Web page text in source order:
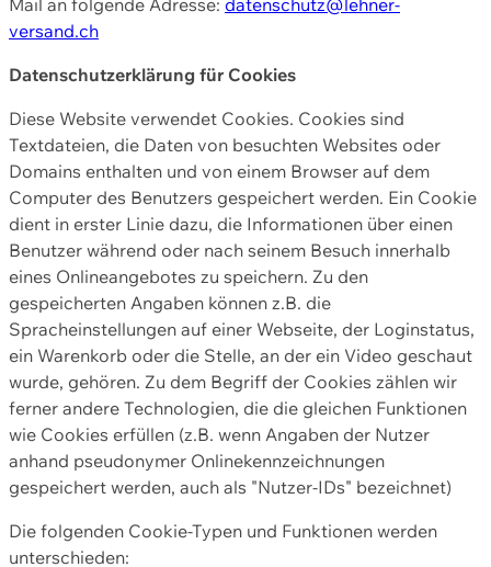
versand.ch
Datenschutzerklärung für Cookies
Diese Website verwendet Cookies. Cookies sind
Textdateien, die Daten von besuchten Websites oder
Domains enthalten und von einem Browser auf dem
Computer des Benutzers gespeichert werden. Ein Cookie
dient in erster Linie dazu, die Informationen über einen
Benutzer während oder nach seinem Besuch innerhalb
eines Onlineangebotes zu speichern. Zu den
gespeicherten Angaben können z.B. die
Spracheinstellungen auf einer Webseite, der Loginstatus,
ein Warenkorb oder die Stelle, an der ein Video geschaut
wurde, gehören. Zu dem Begriff der Cookies zählen wir
ferner andere Technologien, die die gleichen Funktionen
wie Cookies erfüllen (z.B. wenn Angaben der Nutzer
anhand pseudonymer Onlinekennzeichnungen
gespeichert werden, auch als "Nutzer-IDs" bezeichnet)
Die folgenden Cookie-Typen und Funktionen werden
unterschieden: